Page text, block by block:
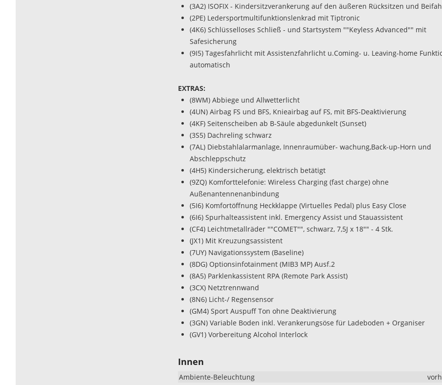
(3A2) ISOFIX - Kindersitzverankerung auf den äußeren Rücksitzen und
(2PE) Ledersportmultifunktionslenkrad mit Tiptronic
(4K6) Schlüsselloses Schließ - und Startsystem ""Keyless Advanced"" mit
Safesicherung
(9I5) Tagesfahrlicht mit Assistenzfahrlicht u.Coming- u. Leaving-home
automatisch
EXTRAS:
(8WM) Abbiege und Allwetterlicht
(4UN) Airbag FS und BFS, Knieairbag auf FS, mit BFS-Deaktivierung
(4KF) Seitenscheiben ab B-Säule abgedunkelt (Sunset)
(3S5) Dachreling schwarz
(7AL) Diebstahlalarmanlage, Innenraumüber- wachung,Back-up-Horn und
Abschleppschutz
(4H5) Kindersicherung, elektrisch betätigt
(9ZQ) Komforttelefonie: Wireless Charging (fast charge) ohne
Außenantennenanbindung
(5I6) Komfortöffnung Heckklappe (Virtuelles Pedal) plus Easy Close
(6I6) Spurhalteassistent inkl. Emergency Assist und Stauassistent
(CF4) Leichtmetallräder ""COMET"", schwarz, 7,5J x 18"" - 4 Stk.
(JX1) Mit Kreuzungsassistent
(7UY) Navigationssystem (Baseline)
(8DG) Optionsinfotainment (MIB3 MP) Ausf.2
(8A5) Parklenkassistent RPA (Remote Park Assist)
(3CX) Netztrennwand
(8N6) Licht-/ Regensensor
(GM4) Sport Auspuff Ton ohne Deaktivierung
(3GN) Variable Boden inkl. Verankerungsöse für Ladeboden + Organiser
(GV1) Vorbereitung Alcohol Interlock
Innen
Ambiente-Beleuchtung